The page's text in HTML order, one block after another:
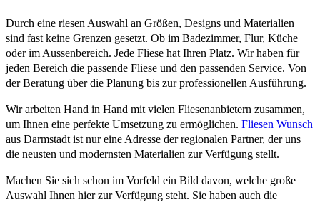
Durch eine riesen Auswahl an Größen, Designs und Materialien
sind fast keine Grenzen gesetzt. Ob im Badezimmer, Flur, Küche
oder im Aussenbereich. Jede Fliese hat Ihren Platz. Wir haben für
jeden Bereich die passende Fliese und den passenden Service. Von
der Beratung über die Planung bis zur professionellen Ausführung.
Wir arbeiten Hand in Hand mit vielen Fliesenanbietern zusammen,
um Ihnen eine perfekte Umsetzung zu ermöglichen. Fliesen Wunsch
aus Darmstadt ist nur eine Adresse der regionalen Partner, der uns
die neusten und modernsten Materialien zur Verfügung stellt.
Machen Sie sich schon im Vorfeld ein Bild davon, welche große
Auswahl Ihnen hier zur Verfügung steht. Sie haben auch die